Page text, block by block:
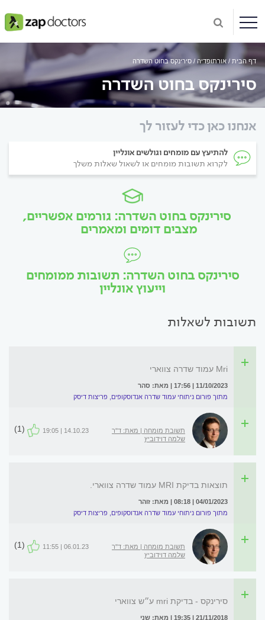
דף הבית אורתופדיה סירינקס בחוט השדרה
סירינקס בחוט השדרה
אנחנו כאן כדי לעזור לך
להתיעץ עם מומחים וגולשים אונליין
לקרוא תשובות מומחים או לשאול שאלות משלך
סירינקס בחוט השדרה: גורמים אפשריים,
מצבים דומים ומאמרים
סירינקס בחוט השדרה: תשובות ממומחים
וייעוץ אונליין
תשובות לשאלות
Mri עמוד שדרה צווארי
11/10/2023 | 17:56 | מאת: סהר
מתוך פורום ניתוחי עמוד שדרה אנדוסקופים, פריצות דיסק
תשובת מומחה | מאת: ד"ר
שלמה דוידוביץ
14.10.23 | 19:05
(1)
תוצאות בדיקת MRI עמוד שדרה צווארי.
04/01/2023 | 08:18 | מאת: זוהר
מתוך פורום ניתוחי עמוד שדרה אנדוסקופים, פריצות דיסק
תשובת מומחה | מאת: ד"ר
שלמה דוידוביץ
06.01.23 | 11:55
(1)
סירינקס - בדיקת mri ע״ש צווארי
21/11/2018 | 19:35 | מאת: שני